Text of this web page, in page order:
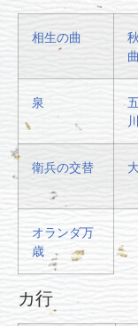
相生の曲
曲
泉
川
衛兵の交替
オランダ万
歳
カ行